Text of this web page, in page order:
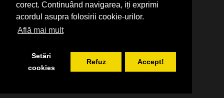
corect. Continuând navigarea, iți exprimi
acordul asupra folosirii cookie-urilor.
Află mai mult
Setări
cookies
Refuz Accept!